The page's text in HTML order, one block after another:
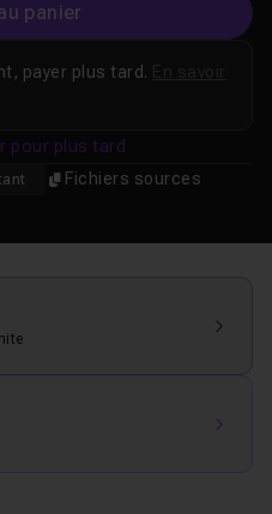
panier
Fichiers sources
payer plus tard.
pour plus tard